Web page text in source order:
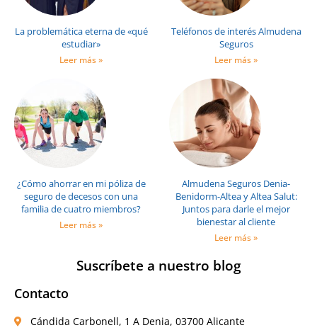
La problemática eterna de «qué
estudiar»
Leer más »
Teléfonos de interés Almudena
Seguros
Leer más »
¿Cómo ahorrar en mi póliza de
seguro de decesos con una
familia de cuatro miembros?
Leer más »
Almudena Seguros Denia-
Benidorm-Altea y Altea Salut:
Juntos para darle el mejor
bienestar al cliente
Leer más »
Suscríbete a nuestro blog
Contacto
Cándida Carbonell, 1 A Denia, 03700 Alicante